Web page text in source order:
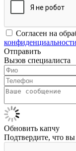
Согласен на
конфиденциальности
Отправить
Вызов специалиста
Обновить капчу
Подтвердите, что